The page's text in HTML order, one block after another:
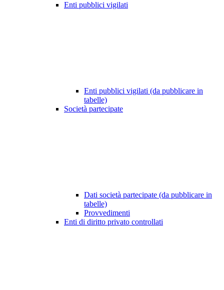
Enti pubblici vigilati
Enti pubblici vigilati (da pubblicare in
tabelle)
Società partecipate
Dati società partecipate (da pubblicare in
tabelle)
Provvedimenti
Enti di diritto privato controllati